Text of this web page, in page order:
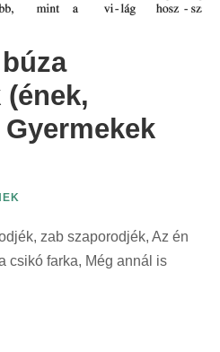
zab szaporodjék, Az én
csikó farka, Még annál is